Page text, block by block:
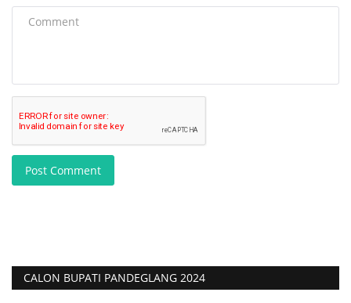
Post Comment
CALON BUPATI PANDEGLANG 2024